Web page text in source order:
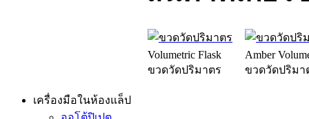
Volumetric Flask
ขวดวัดปริมาตร
Amber
ขวดวัดปริมา
เครื่องมือในห้องแล็ป